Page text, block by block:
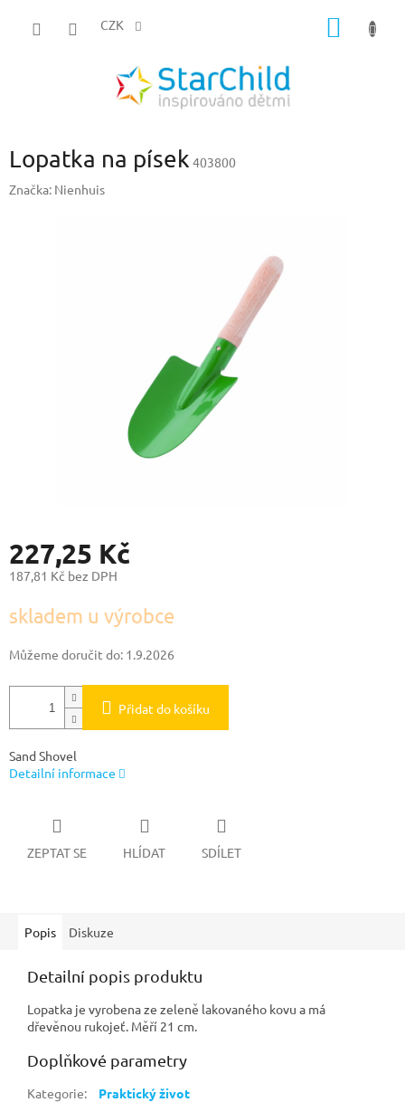
CZK
Lopatka na písek 403800
Značka: Nienhuis
227,25 Kč
187,81 Kč bez DPH
cena:
skladem u výrobce
Můžeme doručit do: 1.9.2026
Přidat do košíku
Sand Shovel
Detailní informace
ZEPTAT SE HLÍDAT SDÍLET
Popis Diskuze
Detailní popis produktu
Lopatka je vyrobena ze zeleně lakovaného kovu a má
dřevěnou rukojeť. Měří 21 cm.
Doplňkové parametry
Kategorie:
Praktický život